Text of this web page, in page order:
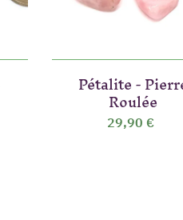
Pétalite -
Roulée
29,90 €